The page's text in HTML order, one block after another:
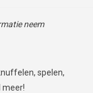
neem
spelen,
meer!